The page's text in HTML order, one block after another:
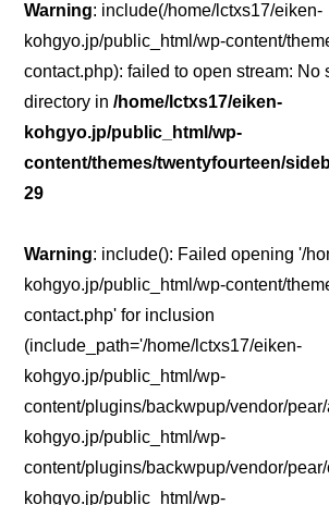
Warning: include(/home/lctxs17/eiken-
kohgyo.jp/public_html/wp-content/
contact.php): failed to open stream: No
directory in/home/lctxs17/eiken-
kohgyo.jp/public_html/wp-
content/themes/twentyfourteen/
29
Warning: include(): Failed opening '/
kohgyo.jp/public_html/wp-content/
contact.php' for inclusion
(include_path='/home/lctxs17/eiken-
kohgyo.jp/public_html/wp-
content/plugins/backwpup/vendor/
kohgyo.jp/public_html/wp-
content/plugins/backwpup/vendor/
kohgyo.jp/public_html/wp-